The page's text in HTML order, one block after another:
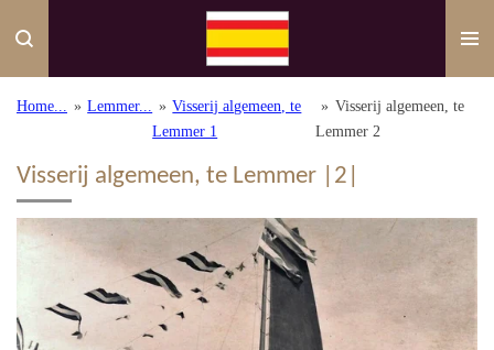
direct
de
Home... » Lemmer... » Visserij algemeen, te
Lemmer 1
» Visserij algemeen, te
Lemmer 2
Visserij algemeen, te Lemmer |2|